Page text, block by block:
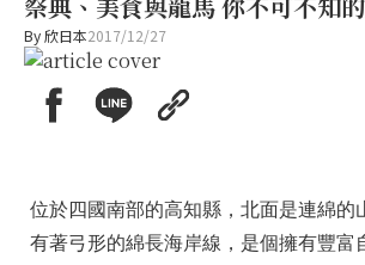
By欣日本2017/12/27
位於四國南部的高知縣，北面是連綿的
有著弓形的綿長海岸線，是個擁有豐富